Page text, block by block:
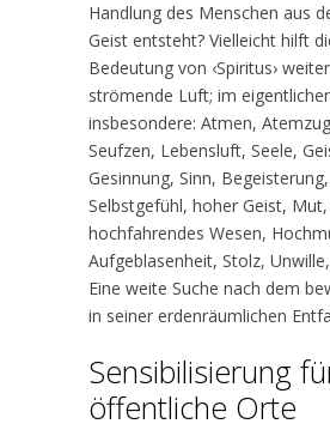
Handlung des Menschen aus
Geist entsteht? Vielleicht hilft
Bedeutung von ‹Spiritus›
strömende Luft; im
insbesondere: Atmen,
Seufzen, Lebensluft, Seele,
Gesinnung, Sinn,
Selbstgefühl, hoher Geist,
hochfahrendes Wesen,
Aufgeblasenheit, Stolz,
Eine weite Suche nach dem
in seiner erdenräumlichen
Sensibilisierung
öffentliche Orte